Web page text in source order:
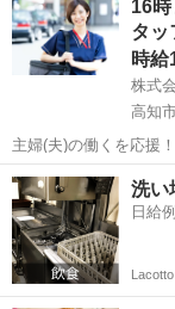
職員と連携しながら、
経験でも安心のサポー
16
タッ
時給
株式
高知
主婦(夫)の働くを応援！ [勤務日数]： 週1日~
10:00~16:00/
高知 高知市
洗い
日給
Lacotto